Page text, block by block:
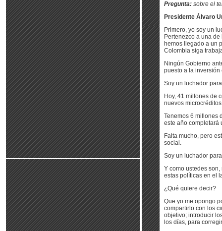
Pregunta: sobre el
Presidente Álvaro
Primero, yo soy un
Pertenezco a una
hemos llegado a un
Colombia siga
Ningún Gobierno
puesto a la
Soy un luchador
Hoy, 41 millones de
nuevos
Tenemos 6 millones
este año completará
Falta mucho, pero
social.
Soy un luchador
Y como ustedes
estas políticas en el
¿Qué quiere decir?
Que yo me opongo
compartirlo con los
objetivo; introducir
los días, para